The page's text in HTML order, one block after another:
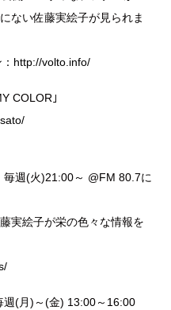
ない佐藤実絵子が見られま
http://volto.info/
COLOR｣
週(火)21:00～ @FM 80.7に
実絵子が栄の色々な情報を
(月)～(金) 13:00～16:00